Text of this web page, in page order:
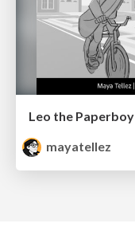
Leo the Paperboy
mayatellez